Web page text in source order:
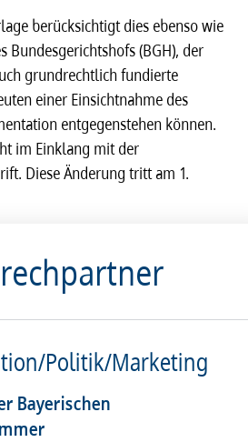
berücksichtigt dies ebenso wie
Bundesgerichtshofs (BGH), der
grundrechtlich fundierte
einer Einsichtnahme des
entgegenstehen können.
im Einklang mit der
Diese Änderung tritt am 1.
Politik/Marketing
Bayerischen